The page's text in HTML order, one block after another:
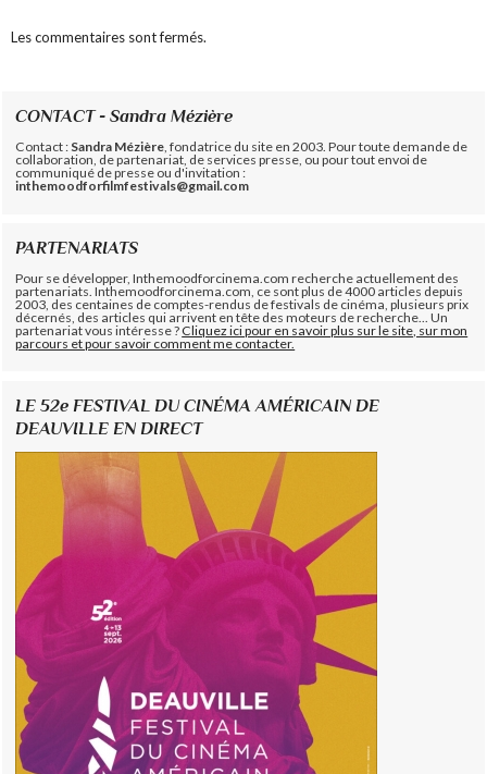
Les commentaires sont fermés.
CONTACT - Sandra Mézière
Contact : Sandra Mézière , fondatrice du site en 2003. Pour toute demande de
collaboration, de partenariat, de services presse, ou pour tout envoi de
communiqué de presse ou d'invitation :
inthemoodforfilmfestivals@gmail.com
PARTENARIATS
Pour se développer, Inthemoodforcinema.com recherche actuellement des
partenariats. Inthemoodforcinema.com, ce sont plus de 4000 articles depuis
2003, des centaines de comptes-rendus de festivals de cinéma, plusieurs prix
décernés, des articles qui arrivent en tête des moteurs de recherche... Un
partenariat vous intéresse ?Cliquez ici pour en savoir plus sur le site, sur mon
parcours et pour savoir comment me contacter.
LE 52e FESTIVAL DU CINÉMA AMÉRICAIN DE
DEAUVILLE EN DIRECT